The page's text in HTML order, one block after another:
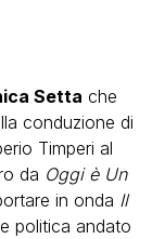
Setta che
conduzione di
Timperi al
da Oggi è Un
in onda Il
politica andato